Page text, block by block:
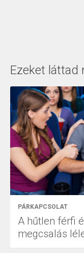
Ezeket láttad
PÁRKAPCSOLAT
A hűtlen férfi
megcsalás